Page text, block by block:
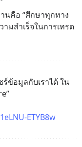
นคือ “ศึกษาทุกทาง
มสำเร็จในการเทรด
ข้อมูลกับเราได้ ใน
ETYB8w